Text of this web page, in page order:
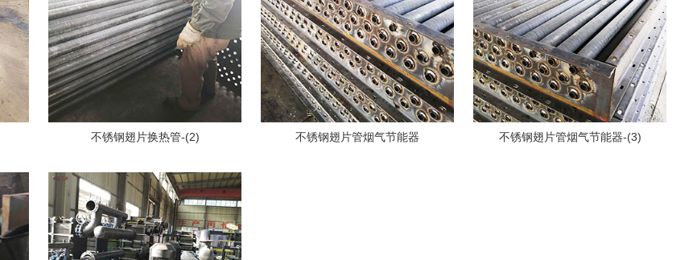
不锈钢翅片换热管-(2) 不锈钢翅片管烟气节能器 不锈钢翅片管烟气节能器-(3)